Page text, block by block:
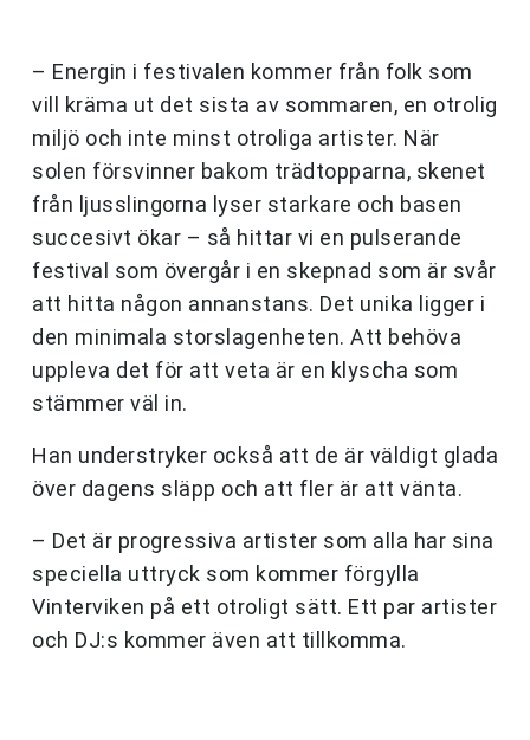
– Energin i festivalen kommer från folk som
vill kräma ut det sista av sommaren, en otrolig
miljö och inte minst otroliga artister. När
solen försvinner bakom trädtopparna, skenet
från ljusslingorna lyser starkare och basen
succesivt ökar – så hittar vi en pulserande
festival som övergår i en skepnad som är svår
att hitta någon annanstans. Det unika ligger i
den minimala storslagenheten. Att behöva
uppleva det för att veta är en klyscha som
stämmer väl in.
Han understryker också att de är väldigt glada
över dagens släpp och att fler är att vänta.
– Det är progressiva artister som alla har sina
speciella uttryck som kommer förgylla
Vinterviken på ett otroligt sätt. Ett par artister
och DJ:s kommer även att tillkomma.